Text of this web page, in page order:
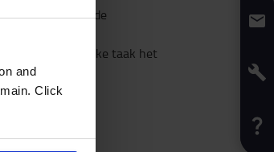
and
Click
behoeve van de
om voor elke taak het